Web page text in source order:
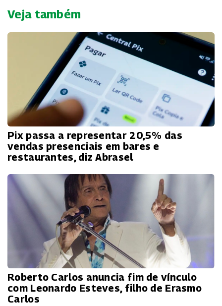
Veja também
Pix passa a representar 20,5% das
vendas presenciais em bares e
restaurantes, diz Abrasel
Roberto Carlos anuncia fim de vínculo
com Leonardo Esteves, filho de Erasmo
Carlos